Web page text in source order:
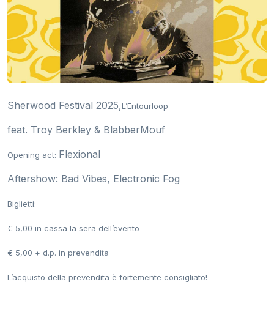
Sherwood Festival 2025,L’Entourloop
feat. Troy Berkley & BlabberMouf
Opening act: Flexional
Aftershow: Bad Vibes, Electronic Fog
Biglietti:
€ 5,00 in cassa la sera dell’evento
€ 5,00 + d.p. in prevendita
L’acquisto della prevendita è fortemente consigliato!